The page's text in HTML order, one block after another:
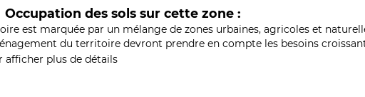
Occupation des sols sur cette zone :
est marquée par un mélange de zones urbaines, agricoles et
du territoire devront prendre en compte les besoins
afficher plus de détails